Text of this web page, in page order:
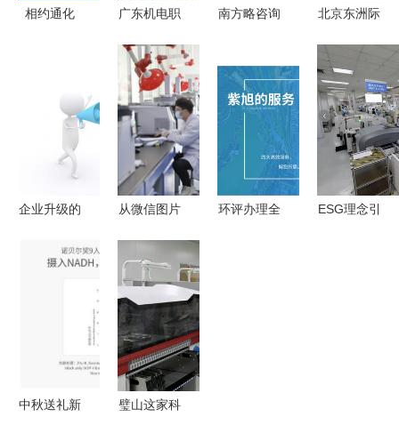
相约通化
关注,邀您
广东机电职
院“校中
厂”欧哥马
咨询分所
2014年工
作安排会议
顺利召开
南方略咨询
建筑科技签
订系统营销
与技术服务
合作协议
北京东洲际
限公司 专
注技术咨询
服务，助力
企业转型升
级
企业升级的
智咨询权威
权管理
从微信图片
咨询的价值
与实践
环评办理全
ESG理念引
中秋送礼新
璧山这家科